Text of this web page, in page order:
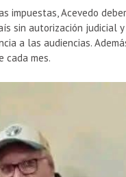
impuestas, Acevedo
sin autorización judicial
a las audiencias.
cada mes.